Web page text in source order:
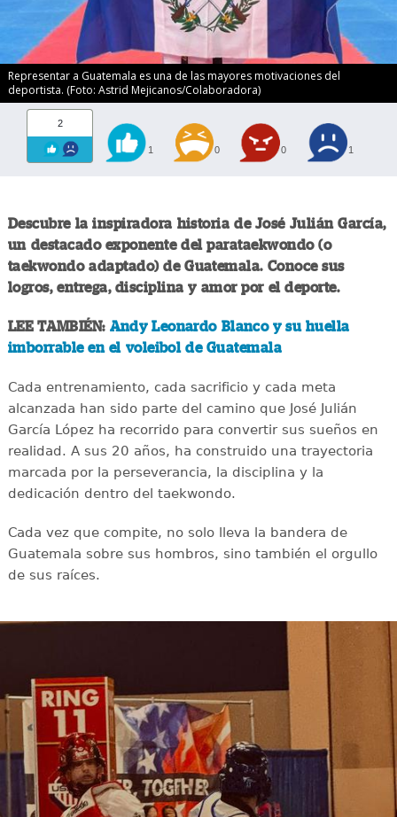
Representar a Guatemala es una de las mayores motivaciones del
deportista. (Foto: Astrid Mejicanos/Colaboradora)
2
1 0 0 1
Descubre la inspiradora historia de José Julián García,
un destacado exponente del parataekwondo (o
taekwondo adaptado) de Guatemala. Conoce sus
logros, entrega, disciplina y amor por el deporte.
LEE TAMBIÉN: Andy Leonardo Blanco y su huella
imborrable en el voleibol de Guatemala
Cada entrenamiento, cada sacrificio y cada meta
alcanzada han sido parte del camino que José Julián
García López ha recorrido para convertir sus sueños en
realidad. A sus 20 años, ha construido una trayectoria
marcada por la perseverancia, la disciplina y la
dedicación dentro del taekwondo.
Cada vez que compite, no solo lleva la bandera de
Guatemala sobre sus hombros, sino también el orgullo
de sus raíces.